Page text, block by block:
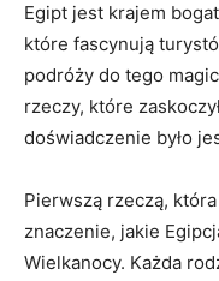
Egipt jest krajem
które fascynują
‍podróży do tego
rzeczy,‍ które
doświadczenie było
Pierwszą rzeczą,
znaczenie, jakie
Wielkanocy. ⁣Każda